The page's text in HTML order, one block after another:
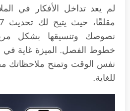
لم يعد تداخل الأفكار في
نصوصك وتنسيقها بشكل
خطوط الفصل. الميزة غاية في
نفس الوقت وتمنح ملاحظاتك
للغاية.